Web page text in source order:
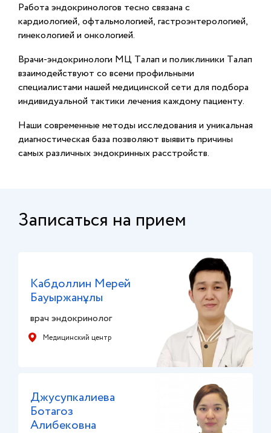
Работа эндокринологов тесно связана с
кардиологией, офтальмологией, гастроэнтерологией,
гинекологией и онкологией.
Врачи-эндокринологи МЦ Талап и поликлиники Талап
взаимодействуют со всеми профильными
специалистами нашей медицинской сети для подбора
индивидуальной тактики лечения каждому пациенту.
Наши современные методы исследования и уникальная
диагностическая база позволяют выявить причины
самых различных эндокринных расстройств.
Записаться на прием
Кабдоллин Мерей
Бауыржанұлы
врач эндокринолог
Медицинский центр
Джусупкалиева
Ботагоз
Алибековна